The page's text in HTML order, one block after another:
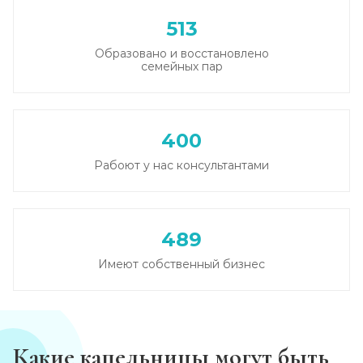
Кодирование от алкоголизма
Записаться
Кодирование дисульфирамом
Кодирование Аквилонгом
Записаться
от 3 500 ₽ Записаться
513
Образовано и восстановлено
семейных пар
400
Рабоют у нас консультантами
489
Имеют собственный бизнес
Какие капельницы могут быть